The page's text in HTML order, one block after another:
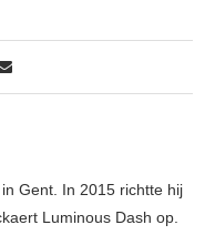
Gent. In 2015 richtte hij
Luminous Dash op.